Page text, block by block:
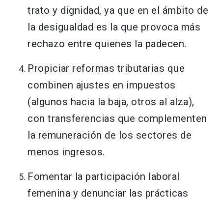
trato y dignidad, ya que en el ámbito de
la desigualdad es la que provoca más
rechazo entre quienes la padecen.
Propiciar reformas tributarias que
combinen ajustes en impuestos
(algunos hacia la baja, otros al alza),
con transferencias que complementen
la remuneración de los sectores de
menos ingresos.
Fomentar la participación laboral
femenina y denunciar las prácticas